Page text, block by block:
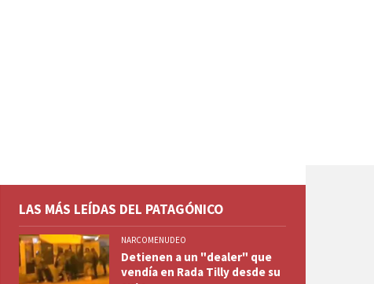
LAS MÁS LEÍDAS DEL PATAGÓNICO
NARCOMENUDEO
Detienen a un "dealer" que
vendía en Rada Tilly desde su